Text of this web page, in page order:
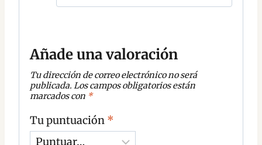
Añade una valoración
Tu dirección de correo electrónico no será
publicada. Los campos obligatorios están
marcados con *
Tu puntuación *